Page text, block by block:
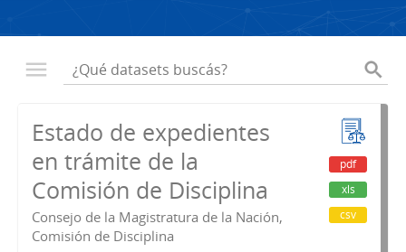
Estado de expedientes
en trámite de la
Comisión de Disciplina
Consejo de la Magistratura de la Nación,
Comisión de Disciplina
pdf
xls
csv